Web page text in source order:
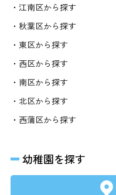
・江南区から探す
・秋葉区から探す
・東区から探す
・西区から探す
・南区から探す
・北区から探す
・西蒲区から探す
幼稚園を探す